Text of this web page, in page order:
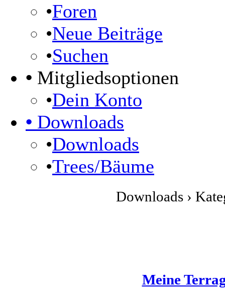
•Foren
•Neue Beiträge
•Suchen
• Mitgliedsoptionen
•Dein Konto
• Downloads
•Downloads
•Trees/Bäume
Downloads ›
Meine